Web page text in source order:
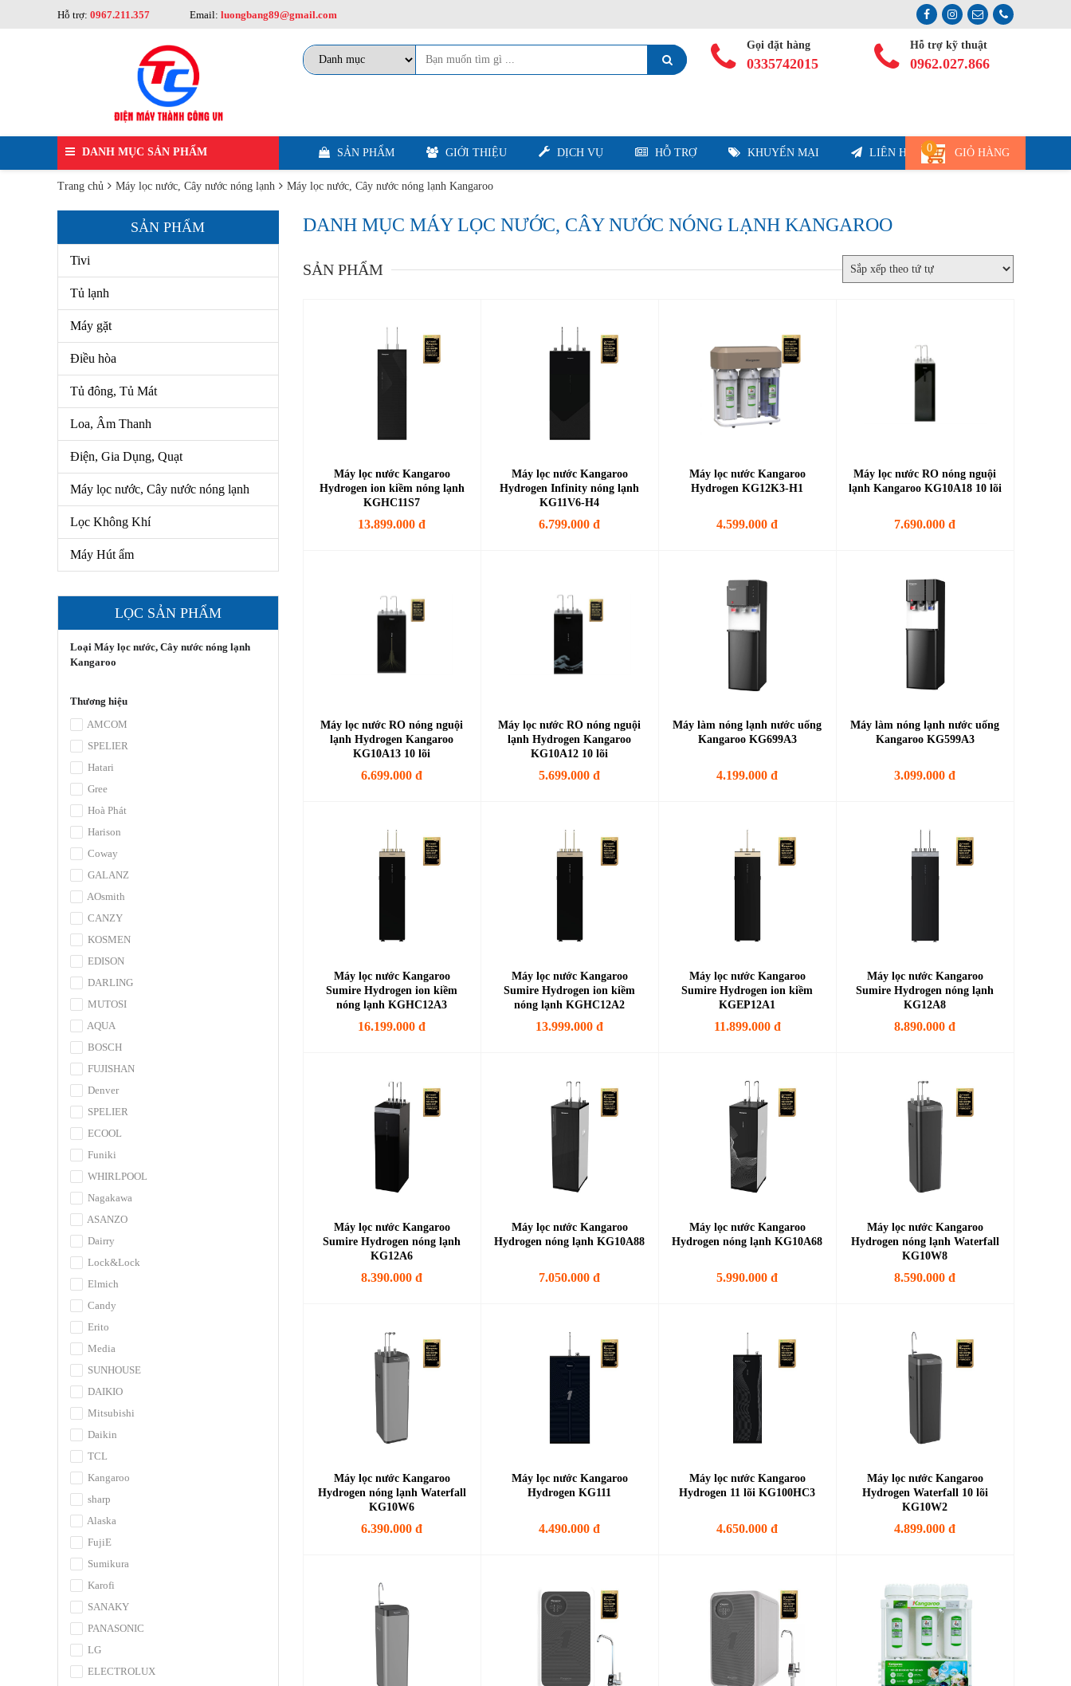
Hỗ trợ: 0967.211.357 Email: luongbang89@gmail.com
Gọi đặt hàng
0335742015
Hỗ trợ kỹ thuật
0962.027.866
DANH MỤC SẢN PHẨM
Tivi
Máy Gặt
Điều Hòa
Tủ Đông, Tủ Mát
Loa, Âm Thanh
Điện, Gia Dụng, Quạt
Lạnh
Lọc Không Khí
Máy Hút Ẩm
SẢN PHẨM GIỚI THIỆU DỊCH VỤ HỖ TRỢ KHUYẾN MẠI LIÊN HỆ 0 GIỎ HÀNG
Trang chủ Máy lọc nước, Cây nước nóng lạnh Máy lọc nước, Cây nước nóng lạnh Kangaroo
DANH MỤC MÁY LỌC NƯỚC, CÂY NƯỚC NÓNG LẠNH KANGAROO
SẢN PHẨM
Máy lọc nước Kangaroo
Hydrogen ion kiềm nóng lạnh
KGHC11S7
13.899.000 đ
Máy lọc nước Kangaroo
Hydrogen Infinity nóng lạnh
KG11V6-H4
6.799.000 đ
Máy lọc nước Kangaroo
Hydrogen KG12K3-H1
4.599.000 đ
Máy lọc nước RO nóng nguội
lạnh Kangaroo KG10A18 10 lõi
7.690.000 đ
Máy lọc nước RO nóng nguội
lạnh Hydrogen Kangaroo
KG10A13 10 lõi
6.699.000 đ
Máy lọc nước RO nóng nguội
lạnh Hydrogen Kangaroo
KG10A12 10 lõi
5.699.000 đ
Máy làm nóng lạnh nước uống
Kangaroo KG699A3
4.199.000 đ
Máy làm nóng lạnh nước uống
Kangaroo KG599A3
3.099.000 đ
Máy lọc nước Kangaroo
Sumire Hydrogen ion kiềm
nóng lạnh KGHC12A3
16.199.000 đ
Máy lọc nước Kangaroo
Sumire Hydrogen ion kiềm
nóng lạnh KGHC12A2
13.999.000 đ
Máy lọc nước Kangaroo
Sumire Hydrogen ion kiềm
KGEP12A1
11.899.000 đ
Máy lọc nước Kangaroo
Sumire Hydrogen nóng lạnh
KG12A8
8.890.000 đ
Máy lọc nước Kangaroo
Sumire Hydrogen nóng lạnh
KG12A6
8.390.000 đ
Máy lọc nước Kangaroo
Hydrogen nóng lạnh KG10A88
7.050.000 đ
Máy lọc nước Kangaroo
Hydrogen nóng lạnh KG10A68
5.990.000 đ
Máy lọc nước Kangaroo
Hydrogen nóng lạnh Waterfall
KG10W8
8.590.000 đ
Máy lọc nước Kangaroo
Hydrogen nóng lạnh Waterfall
KG10W6
6.390.000 đ
Máy lọc nước Kangaroo
Hydrogen KG111
4.490.000 đ
Máy lọc nước Kangaroo
Hydrogen 11 lõi KG100HC3
4.650.000 đ
Máy lọc nước Kangaroo
Hydrogen Waterfall 10 lõi
KG10W2
4.899.000 đ
SẢN PHẨM
Tivi
Tủ lạnh
Máy gặt
Điều hòa
Tủ đông, Tủ Mát
Loa, Âm Thanh
Điện, Gia Dụng, Quạt
Máy lọc nước, Cây nước nóng lạnh
Lọc Không Khí
Máy Hút ẩm
LỌC SẢN PHẨM
Loại Máy lọc nước, Cây nước nóng lạnh
Kangaroo
Thương hiệu
AMCOM
SPELIER
Hatari
Gree
Hoà Phát
Harison
Coway
GALANZ
AOsmith
CANZY
KOSMEN
EDISON
DARLING
MUTOSI
AQUA
BOSCH
FUJISHAN
Denver
SPELIER
ECOOL
Funiki
WHIRLPOOL
Nagakawa
ASANZO
Dairry
Lock&Lock
Elmich
Candy
Erito
Media
SUNHOUSE
DAIKIO
Mitsubishi
Daikin
TCL
Kangaroo
sharp
Alaska
FujiE
Sumikura
Karofi
SANAKY
PANASONIC
LG
ELECTROLUX